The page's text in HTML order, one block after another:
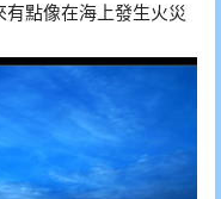
點像在海上發生火災